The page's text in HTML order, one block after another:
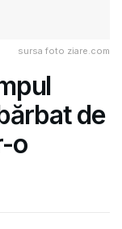
sursa foto ziare.com
de
o